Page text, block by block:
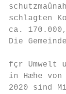
schlagten
ca.
Die
fçr Umwelt
in Hæhe von
2020 sind